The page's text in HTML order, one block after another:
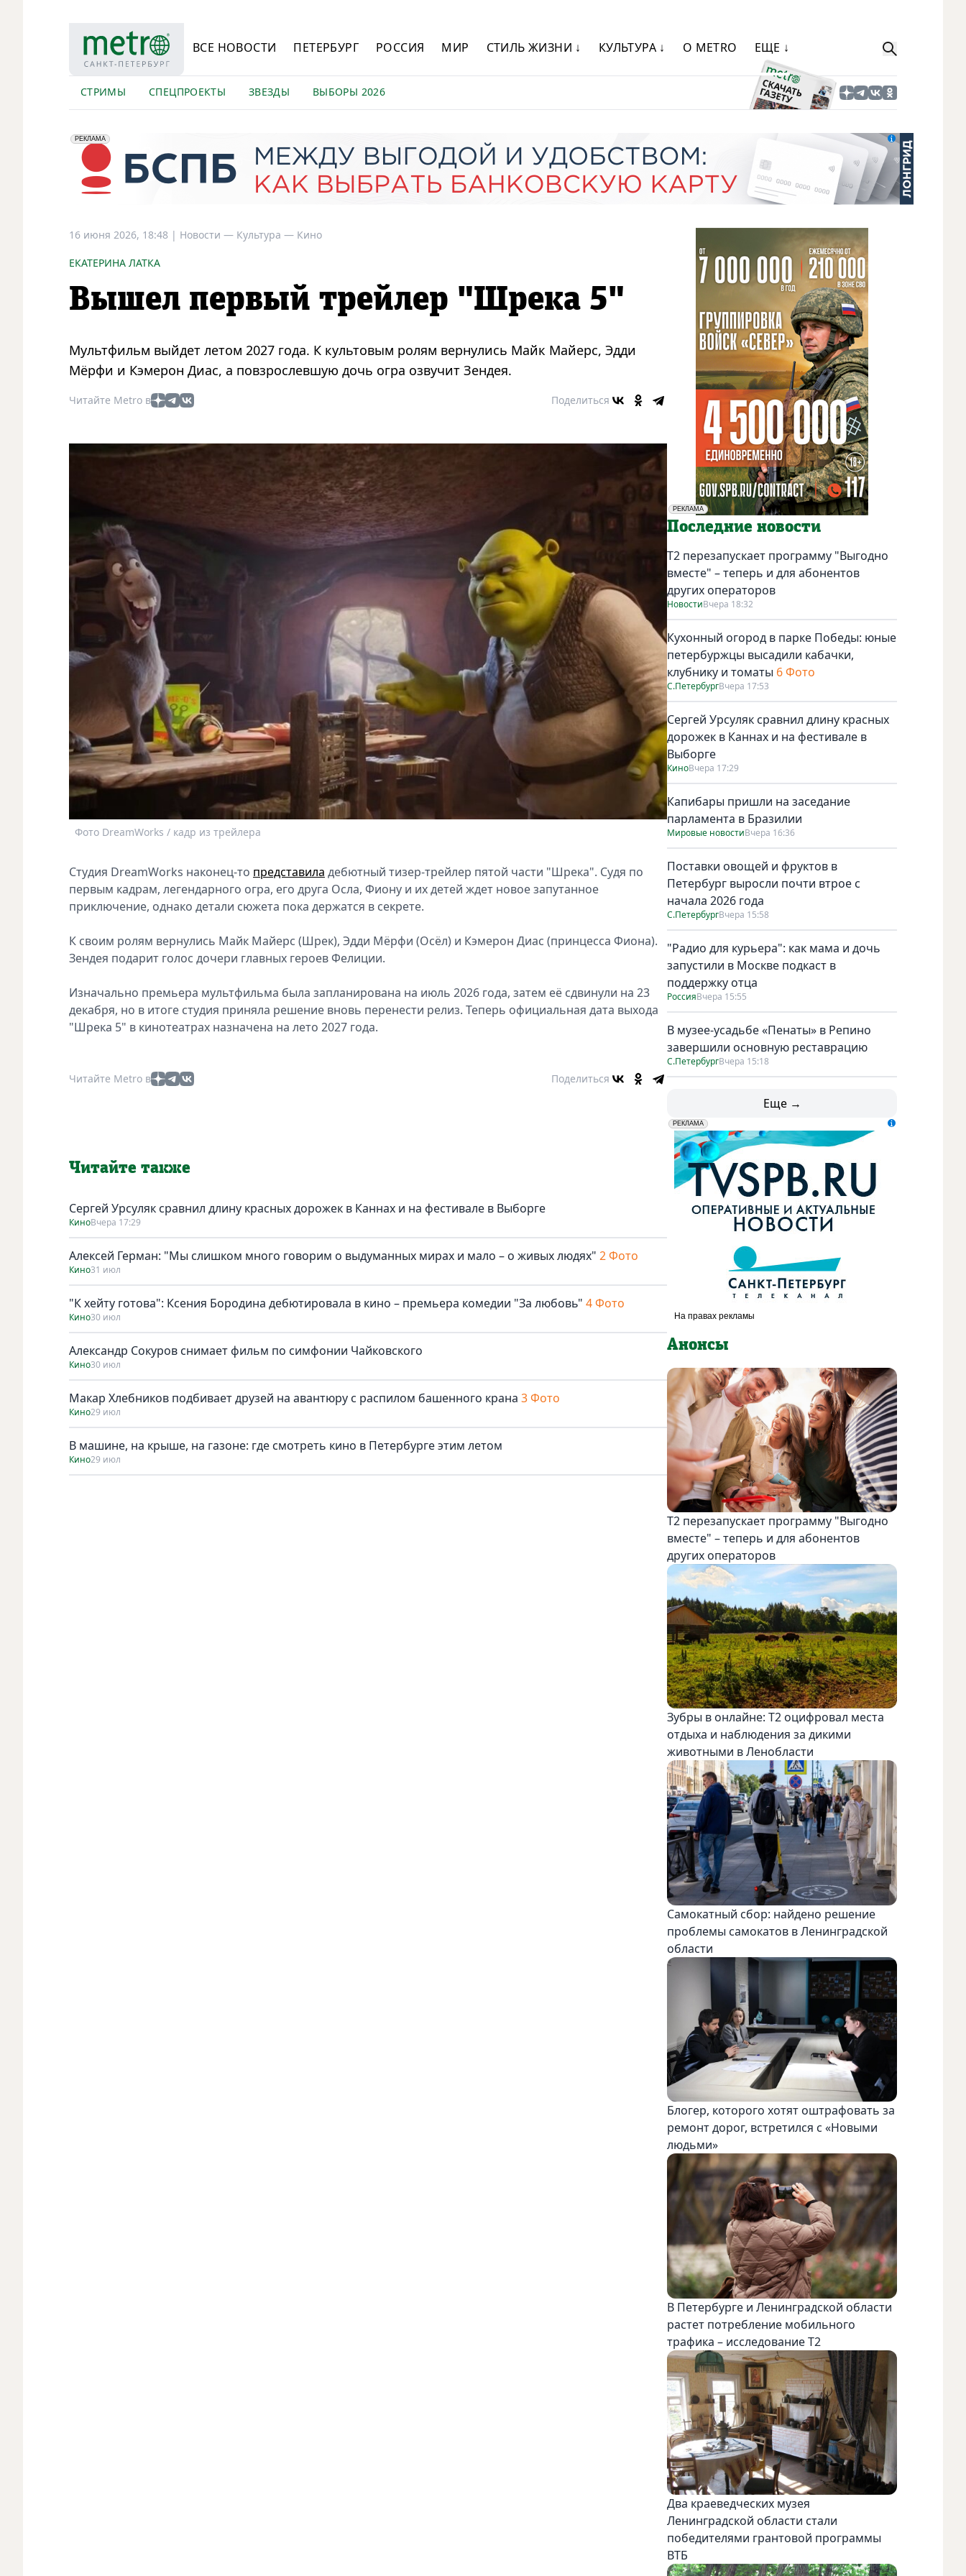
ВСЕ НОВОСТИ ПЕТЕРБУРГ РОССИЯ МИР СТИЛЬ ЖИЗНИ ↓ КУЛЬТУРА ↓ О METRO ЕЩЕ ↓
СТРИМЫ СПЕЦПРОЕКТЫ ЗВЕЗДЫ ВЫБОРЫ 2026
erid: 2VfnxyFybV5
РЕКЛАМА
ПАО "Банк "Санкт-Петербург", ИНН: 7831000027
16 июня 2026, 18:48 | Новости — Культура — Кино
ЕКАТЕРИНА ЛАТКА
Вышел первый трейлер "Шрека 5"
Мультфильм выйдет летом 2027 года. К культовым ролям вернулись Майк Майерс, Эдди
Мёрфи и Кэмерон Диас, а повзрослевшую дочь огра озвучит Зендея.
Читайте Metro в Поделиться
Фото DreamWorks / кадр из трейлера
Студия DreamWorks наконец-то представила дебютный тизер-трейлер пятой части "Шрека". Судя по
первым кадрам, легендарного огра, его друга Осла, Фиону и их детей ждет новое запутанное
приключение, однако детали сюжета пока держатся в секрете.
К своим ролям вернулись Майк Майерс (Шрек), Эдди Мёрфи (Осёл) и Кэмерон Диас (принцесса Фиона).
Зендея подарит голос дочери главных героев Фелиции.
Изначально премьера мультфильма была запланирована на июль 2026 года, затем её сдвинули на 23
декабря, но в итоге студия приняла решение вновь перенести релиз. Теперь официальная дата выхода
"Шрека 5" в кинотеатрах назначена на лето 2027 года.
Читайте Metro в Поделиться
Читайте также
Сергей Урсуляк сравнил длину красных дорожек в Каннах и на фестивале в Выборге
КиноВчера 17:29
Алексей Герман: "Мы слишком много говорим о выдуманных мирах и мало – о живых людях" 2 Фото
Кино31 июл
"К хейту готова": Ксения Бородина дебютировала в кино – премьера комедии "За любовь" 4 Фото
Кино30 июл
Александр Сокуров снимает фильм по симфонии Чайковского
Кино30 июл
Макар Хлебников подбивает друзей на авантюру с распилом башенного крана 3 Фото
Кино29 июл
В машине, на крыше, на газоне: где смотреть кино в Петербурге этим летом
Кино29 июл
РЕКЛАМА
Социальная реклама
Последние новости
Т2 перезапускает программу "Выгодно
вместе" – теперь и для абонентов
других операторов
НовостиВчера 18:32
Кухонный огород в парке Победы: юные
петербуржцы высадили кабачки,
клубнику и томаты 6 Фото
С.ПетербургВчера 17:53
Сергей Урсуляк сравнил длину красных
дорожек в Каннах и на фестивале в
Выборге
КиноВчера 17:29
Капибары пришли на заседание
парламента в Бразилии
Мировые новостиВчера 16:36
Поставки овощей и фруктов в
Петербург выросли почти втрое с
начала 2026 года
С.ПетербургВчера 15:58
"Радио для курьера": как мама и дочь
запустили в Москве подкаст в
поддержку отца
РоссияВчера 15:55
В музее-усадьбе «Пенаты» в Репино
завершили основную реставрацию
С.ПетербургВчера 15:18
Еще →
erid: LdtCK5udn
РЕКЛАМА
АО "ГАТР", ИНН: 7841320717
Анонсы
Т2 перезапускает программу "Выгодно
вместе" – теперь и для абонентов
других операторов
Зубры в онлайне: Т2 оцифровал места
отдыха и наблюдения за дикими
животными в Ленобласти
Самокатный сбор: найдено решение
проблемы самокатов в Ленинградской
области
Блогер, которого хотят оштрафовать за
ремонт дорог, встретился с «Новыми
людьми»
В Петербурге и Ленинградской области
растет потребление мобильного
трафика – исследование T2
Два краеведческих музея
Ленинградской области стали
победителями грантовой программы
ВТБ